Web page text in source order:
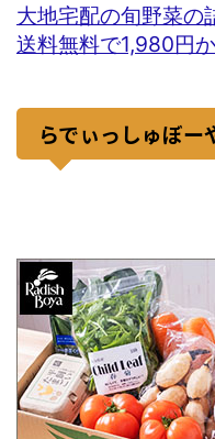
大地宅配の旬野菜の
送料無料で1,980円
らでぃっしゅぼー